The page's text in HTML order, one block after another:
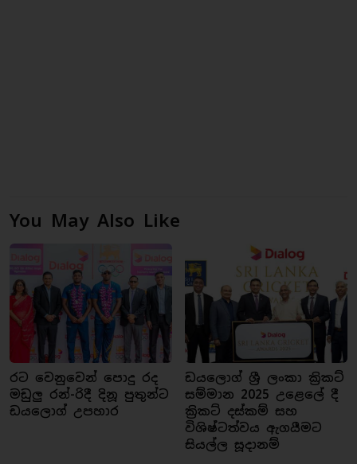
You May Also Like
රට වෙනුවෙන් පොදු රද
මඩුලු රන්-රිදී දිනූ පුතුන්ට
ඩයලොග් උපහාර
ඩයලොග් ශ්‍රී ලංකා ක්‍රිකට්
සම්මාන 2025 උළෙලේ දී
ක්‍රිකට් දස්කම් සහ
විශිෂ්ටත්වය ඇගයීමට
සියල්ල සූදානම්